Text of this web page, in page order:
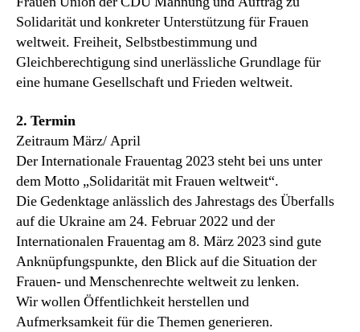
Solidarität und konkreter Unterstützung für Frauen
weltweit. Freiheit, Selbstbestimmung und
Gleichberechtigung sind unerlässliche Grundlage für
eine humane Gesellschaft und Frieden weltweit.
2. Termin
Zeitraum März/ April
Der Internationale Frauentag 2023 steht bei uns unter
dem Motto „Solidarität mit Frauen weltweit“.
Die Gedenktage anlässlich des Jahrestags des Überfalls
auf die Ukraine am 24. Februar 2022 und der
Internationalen Frauentag am 8. März 2023 sind gute
Anknüpfungspunkte, den Blick auf die Situation der
Frauen- und Menschenrechte weltweit zu lenken.
Wir wollen Öffentlichkeit herstellen und
Aufmerksamkeit für die Themen generieren.